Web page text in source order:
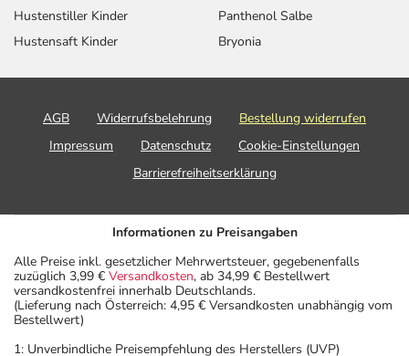
Hustenstiller Kinder
Hustensaft Kinder
Panthenol Salbe
Bryonia
AGB Widerrufsbelehrung
Bestellung widerrufen
Impressum
Datenschutz
Cookie-Einstellungen
Barrierefreiheitserklärung
Informationen zu Preisangaben
Alle Preise inkl. gesetzlicher Mehrwertsteuer, gegebenenfalls
zuzüglich 3,99 € Versandkosten, ab 34,99 € Bestellwert
versandkostenfrei innerhalb Deutschlands.
(Lieferung nach Österreich: 4,95 € Versandkosten unabhängig vom
Bestellwert)
1: Unverbindliche Preisempfehlung des Herstellers (UVP)